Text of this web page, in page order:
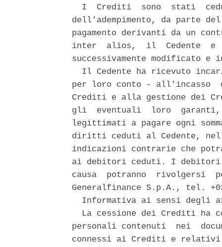
I  Crediti  sono  stati
dell'adempimento, da parte
pagamento derivanti da un
inter  alios,  il  Cedente  e
successivamente modificato
Il Cedente ha ricevuto
per loro conto - all'incasso
Crediti e alla gestione dei
gli  eventuali  loro  garanti,
legittimati a pagare ogni
diritti ceduti al Cedente,
indicazioni contrarie che
ai debitori ceduti. I
causa  potranno  rivolgersi
Generalfinance S.p.A., tel.
Informativa ai sensi degli
La cessione dei Crediti ha
personali contenuti  nei
connessi ai Crediti e